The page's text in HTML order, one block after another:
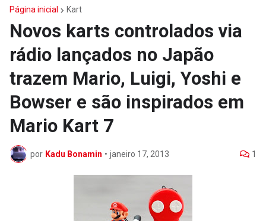
Página inicial Kart
Novos karts controlados via
rádio lançados no Japão
trazem Mario, Luigi, Yoshi e
Bowser e são inspirados em
Mario Kart 7
por Kadu Bonamin • janeiro 17, 2013 1